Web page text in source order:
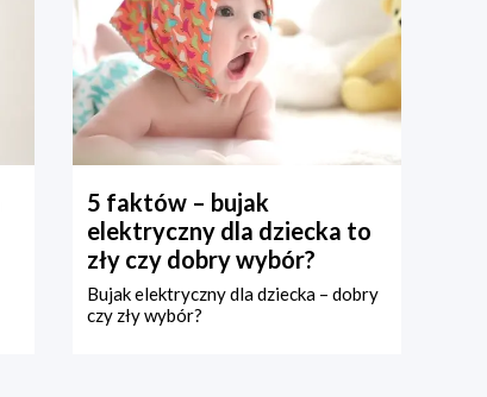
5 faktów – bujak
elektryczny dla dziecka to
zły czy dobry wybór?
Bujak elektryczny dla dziecka – dobry
czy zły wybór?